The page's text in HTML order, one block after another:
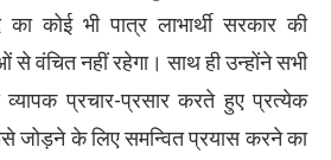
कोई भी पात्र लाभार्थी सरकार की
वंचित नहीं रहेगा। साथ ही उन्होंने सभी
प्रचार-प्रसार करते हुए प्रत्येक
जोड़ने के लिए समन्वित प्रयास करने का